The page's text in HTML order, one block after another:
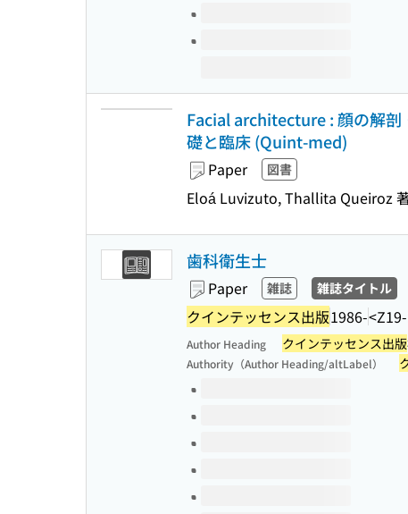
Facial architecture : 顔の解剖
礎と臨床 (Quint-med)
Paper 図書
Eloá Luvizuto, Thallita Queiroz
歯科衛生士
Paper 雑誌 雑誌タイトル
クインテッセンス出版1986-
Author Heading クインテッセンス出版
Authority（Author Heading/altLabel）
Volumes of this title